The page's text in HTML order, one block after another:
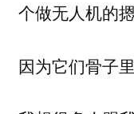
个做无人机的
因为它们骨子